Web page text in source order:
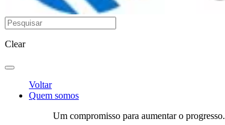
Clear
Voltar
Quem somos
Um compromisso para aumentar o progresso.